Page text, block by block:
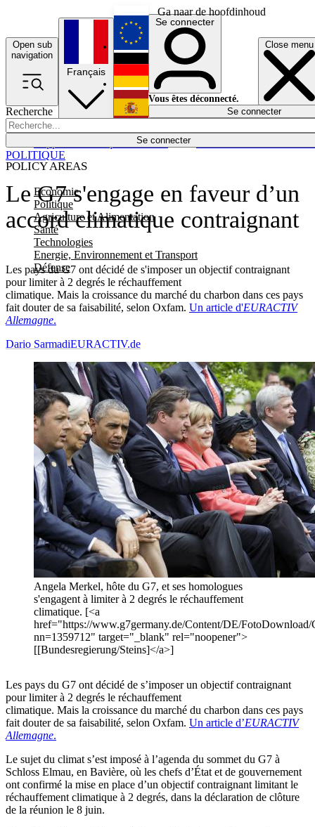
Ga naar de hoofdinhoud
Open sub
navigation
Close menu
Recherche
Se connecter
POLICY AREAS
Economie
Politique
Agriculture et Alimentation
Santé
Technologies
Energie, Environnement et Transport
Défense
Économie
Français
English
Deutsch
Español
Se connecter
Vous êtes déconnecté.
Se connecter
Le G7 s'engage en faveur d’un
accord climatique contraignant
Les pays du G7 ont décidé de s'imposer un objectif contraignant
pour limiter à 2 degrés le réchauffement
climatique. Mais la croissance du marché du charbon dans ces pays
fait douter de sa faisabilité, selon Oxfam. Un article d'EURACTIV
Allemagne.
POLITIQUE
Dario SarmadiEURACTIV.de
Angela Merkel, hôte du G7, et ses homologues
s'engagent à limiter à 2 degrés le réchauffement
climatique. [<a
href="https://www.g7germany.de/Content/DE/
nn=1359712" target="_blank" rel="noopener">
[[Bundesregierung/Steins]</a>]
Les pays du G7 ont décidé de s’imposer un objectif contraignant
pour limiter à 2 degrés le réchauffement
climatique. Mais la croissance du marché du charbon dans ces pays
fait douter de sa faisabilité, selon Oxfam. Un article d’EURACTIV
Allemagne.
Le sujet du climat s’est imposé à l’agenda du sommet du G7 à
Schloss Elmau, en Bavière, où les chefs d’État et de gouvernement
ont confirmé la mise en place d’un objectif contraignant limitant le
réchauffement climatique à 2 degrés, dans la déclaration de clôture
de la réunion le 8 juin.